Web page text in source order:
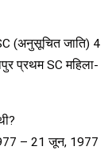
(अनुसूचित जाति) 4
प्रथम SC महिला-
– 21 जून, 1977